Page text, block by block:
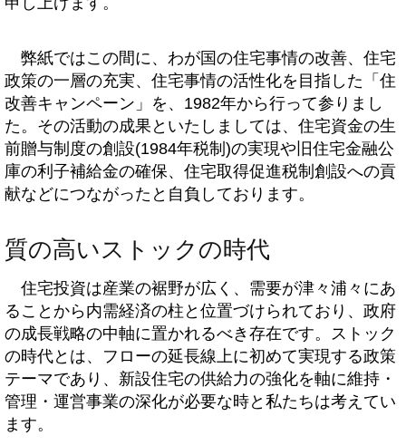
弊紙ではこの間に、わが国の住宅事情の改善、住宅
政策の一層の充実、住宅事情の活性化を目指した「住
改善キャンペーン」を、1982年から行って参りまし
た。その活動の成果といたしましては、住宅資金の生
前贈与制度の創設(1984年税制)の実現や旧住宅金融公
庫の利子補給金の確保、住宅取得促進税制創設への貢
献などにつながったと自負しております。
質の高いストックの時代
住宅投資は産業の裾野が広く、需要が津々浦々にあ
ることから内需経済の柱と位置づけられており、政府
の成長戦略の中軸に置かれるべき存在です。ストック
の時代とは、フローの延長線上に初めて実現する政策
テーマであり、新設住宅の供給力の強化を軸に維持・
管理・運営事業の深化が必要な時と私たちは考えてい
ます。